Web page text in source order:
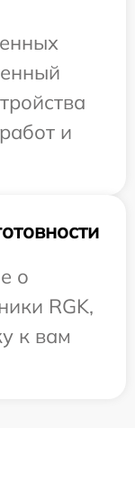
и
о
RGK,
к вам